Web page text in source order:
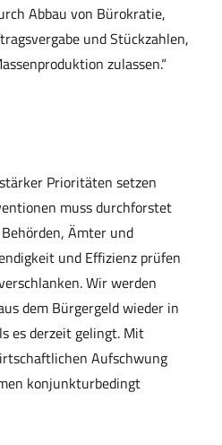
Abbau von Bürokratie,
und Stückzahlen,
zulassen.“
Prioritäten setzen
muss durchforstet
Ämter und
und Effizienz prüfen
Wir werden
dem Bürgergeld wieder in
es derzeit gelingt. Mit
Aufschwung
konjunkturbedingt